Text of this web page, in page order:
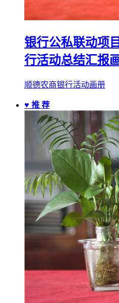
银行公私联动项
行活动总结汇报
顺德农商银行活动画册
♥ 推 荐